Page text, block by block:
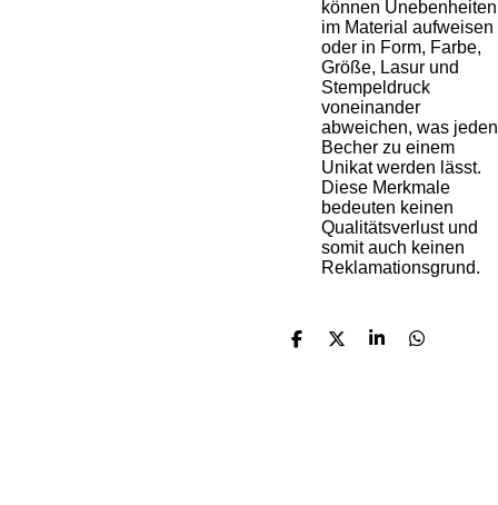
können Unebenheiten
im Material aufweisen
oder in Form, Farbe,
Größe, Lasur und
Stempeldruck
voneinander
abweichen, was jeden
Becher zu einem
Unikat werden lässt.
Diese Merkmale
bedeuten keinen
Qualitätsverlust und
somit auch keinen
Reklamationsgrund.
T
T
T
T